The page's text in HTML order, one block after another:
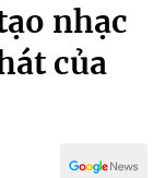
nhạc
của